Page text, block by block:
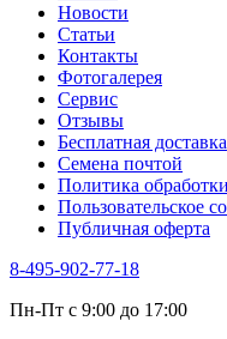
Туласи
Укроп
Фенхель
Хризантема
Цикорий
Цикорий
Черемша
Шпинат
Щавель
Эндивий
Эстрагон
Алтей
Бессмертник
Новости
Статьи
Контакты
Фотогалерея​
Сервис
Отзывы
Бесплатная доставка
Семена почтой
Политика
Пользовательское
Публичная оферта
8-495-902-77-18
Пн-Пт с 9:00 до 17:00